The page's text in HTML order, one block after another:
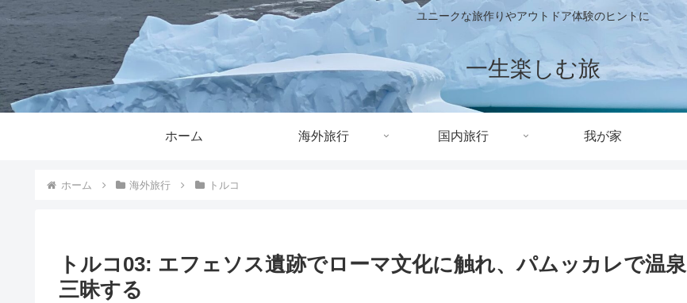
ユニークな旅作りやアウトドア体験のヒントに
一生楽しむ旅
ホーム 海外旅行 国内旅行 我が家
ホーム 海外旅行 トルコ
トルコ03: エフェソス遺跡でローマ文化に触れ、パムッカレで温泉
三昧する